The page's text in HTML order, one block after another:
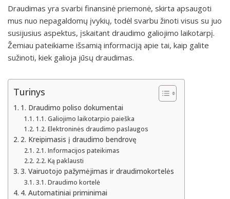
Draudimas yra svarbi finansinė priemonė, skirta apsaugoti
mus nuo nepagaldomų įvykių, todėl svarbu žinoti visus su juo
susijusius aspektus, įskaitant draudimo galiojimo laikotarpį.
Žemiau pateikiame išsamią informaciją apie tai, kaip galite
sužinoti, kiek galioja jūsų draudimas.
Turinys
1. Draudimo poliso dokumentai
1.1. Galiojimo laikotarpio paieška
1.2. Elektroninės draudimo paslaugos
2. Kreipimasis į draudimo bendrovę
2.1. Informacijos pateikimas
2.2. Ką paklausti
3. Vairuotojo pažymėjimas ir draudimokortelės
3.1. Draudimo kortelė
4. Automatiniai priminimai